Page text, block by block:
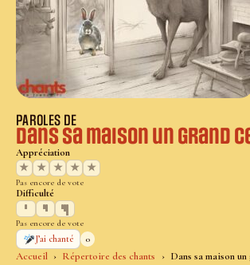
Accueil Répertoire des chants Dans sa maison
PAROLES DE
Dans sa maison un grand
Appréciation
★
★ ★ ★ ★
Pas encore de vote
Difficulté
Pas encore de vote
J’ai chanté
0